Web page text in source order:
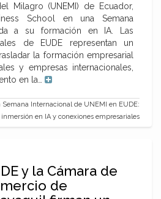
Milagro (UNEMI) de Ecuador,
School en una Semana
a su formación en IA. Las
de EUDE representan un
la formación empresarial
y empresas internacionales,
en la…
Semana Internacional de UNEMI en EUDE:
inmersión en IA y conexiones empresariales
y la Cámara de
de